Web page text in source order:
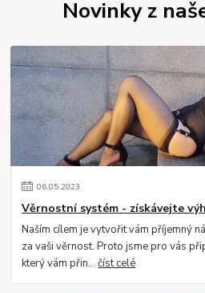
Novinky z
06.05.2023
Věrnostní systém - získávejte
Naším cílem je vytvořit vám příjemný
za vaši věrnost. Proto jsme pro vás
který vám přin...číst celé